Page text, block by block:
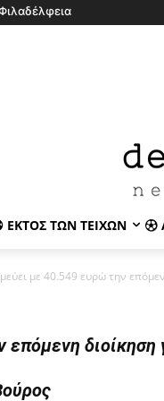
ΕΚΤΌΣ ΤΩΝ ΤΕΙΧΏΝ
με 40.549 ευρώ την
διοίκηση